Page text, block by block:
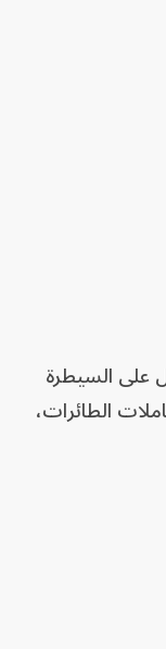
على السيطرة
الطائرات،